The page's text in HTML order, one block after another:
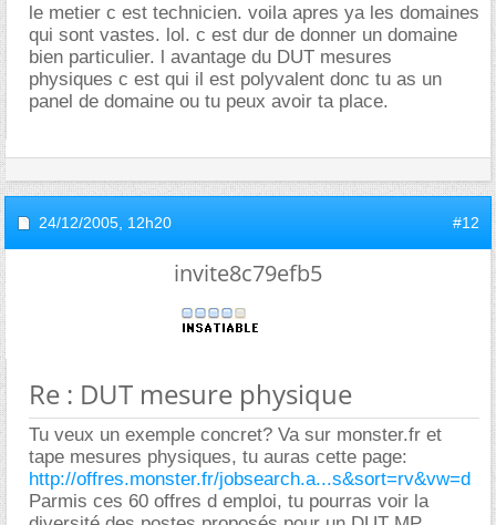
le metier c est technicien. voila apres ya les domaines
qui sont vastes. lol. c est dur de donner un domaine
bien particulier. l avantage du DUT mesures
physiques c est qui il est polyvalent donc tu as un
panel de domaine ou tu peux avoir ta place.
24/12/2005, 12h20 #12
invite8c79efb5
Re : DUT mesure physique
Tu veux un exemple concret? Va sur monster.fr et
tape mesures physiques, tu auras cette page:
http://offres.monster.fr/jobsearch.a...s&sort=rv&vw=d
Parmis ces 60 offres d emploi, tu pourras voir la